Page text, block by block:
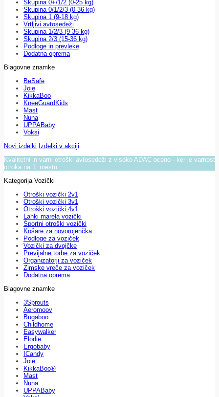
Skupina 0+/1/2 (0-25 kg)
Skupina 0/1/2/3 (0-36 kg)
Skupina 1 (9-18 kg)
Vrtljivi avtosedeži
Skupina 1/2/3 (9-36 kg)
Skupina 2/3 (15-36 kg)
Podloge in prevleke
Dodatna oprema
Blagovne znamke
BeSafe
Joie
KikkaBoo
KneeGuardKids
Mast
Nuna
UPPABaby
Voksi
Novi izdelki Izdelki v akciji
Kvalitetni in varni otroški avtosedeži z visoko ADAC oceno - ker je varnost
otroka na 1. mestu.
Kategorija Vozički
Otroški vozički 2v1
Otroški vozički 3v1
Otroški vozički 4v1
Lahki marela vozički
Športni otroški vozički
Košare za novorojenčka
Podloge za voziček
Vozički za dvojčke
Previjalne torbe za voziček
Organizatorji za voziček
Zimske vreče za voziček
Dodatna oprema
Blagovne znamke
3Sprouts
Aeromoov
Bugaboo
Childhome
Easywalker
Elodie
Ergobaby
ICandy
Joie
KikkaBoo®
Mast
Nuna
UPPABaby